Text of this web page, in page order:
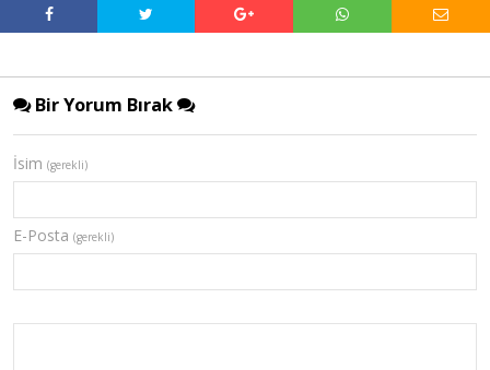
Bir Yorum Bırak
İsim (gerekli)
E-Posta (gerekli)